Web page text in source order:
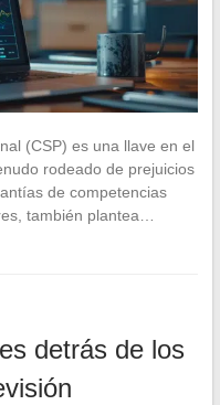
(CSP) es una llave en el
rodeado de prejuicios
de competencias
también plantea…
detrás de los